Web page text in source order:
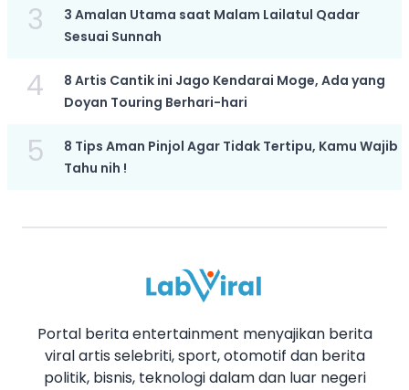
3
3 Amalan Utama saat Malam Lailatul Qadar
Sesuai Sunnah
4
8 Artis Cantik ini Jago Kendarai Moge, Ada yang
Doyan Touring Berhari-hari
5
8 Tips Aman Pinjol Agar Tidak Tertipu, Kamu Wajib
Tahu nih !
Portal berita entertainment menyajikan berita
viral artis selebriti, sport, otomotif dan berita
politik, bisnis, teknologi dalam dan luar negeri